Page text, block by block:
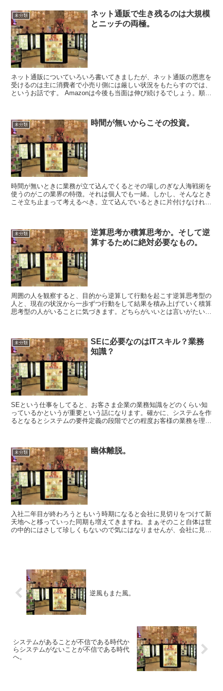
未分類
ネット通販で生き残るのは大規模
とニッチの両極。
ネット通販についていろいろ書いてきましたが、ネット通販の恩恵を
受けるのは主に消費者で小売り側には厳しい状況をもたらすのでは、
というお話です。 Amazonは今後も当面は伸び続けるでしょう。順調
未分類 時間が無いからこその投資。
時間が無いときに業務が立て込んでくるとその場しのぎな人海戦術を
使うのがこの業界の特徴。それは個人でも一緒。しかし、そんなとき
こそ立ち止まって考えるべき。立て込んでいるときに片付けなければ
未分類
逆算思考か積算思考か。そして逆
算するために絶対必要なもの。
周囲の人を観察すると、目的から逆算して行動を起こす逆算思考型の
人と、現在の状況から一歩ずつ行動をして結果を積み上げていく積算
思考型の人がいることに気づきます。どちらがいいとは言いがたいで
未分類
SEに必要なのはITスキル？業務
知識？
SEという仕事をしてると、お客さま企業の業務知識をどのくらい知
っているかというが重要という話になります。確かに、システムを作
るとなるとシステムの要件定義の段階でどの程度お客様の業務を理解
未分類 幽体離脱。
入社二年目が終わろうともいう時期になると会社に見切りをつけて新
天地へと移っていった同期も増えてきますね。まぁそのこと自体は世
の中的にはさして珍しくもないので気にはなりませんが、会社に見切
逆風もまた風。
システムがあることが不信である時代か
らシステムがないことが不信である時代
へ。